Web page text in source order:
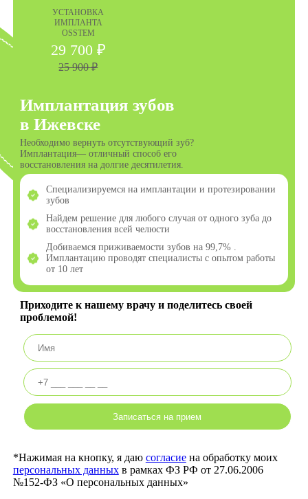
УСТАНОВКА
ИМПЛАНТА
OSSTEM
29 700 ₽
25 900 ₽
Имплантация зубов
в Ижевске
Необходимо вернуть отсутствующий зуб?
Имплантация— отличный способ его
восстановления на долгие десятилетия.
Специализируемся на имплантации и протезировании
зубов
Найдем решение для любого случая от одного зуба до
восстановления всей челюсти
Добиваемся приживаемости зубов на 99,7% .
Имплантацию проводят специалисты с опытом работы
от 10 лет
Приходите к нашему врачу и поделитесь своей
проблемой!
*Нажимая на кнопку, я даю согласиена обработку моих
персональных данныхв рамках ФЗ РФ от 27.06.2006
№152-ФЗ «О персональных данных»